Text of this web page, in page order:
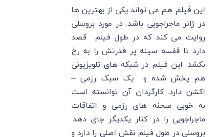
این فیلم هم می‌ تواند یکی از بهترین ها
در ژانر ماجراجویی باشد. در مورد بروسلی
روایت می کند که در طول فیلم قصد
دارد تا قفسه سینه پر قدرتش را به رخ
بکشد. این فیلم در شبکه‌ های تلویزیونی
هم پخش شده و یک سبک رزمی –
اکشن دارد. کارگردان آن توانسته است
به خوبی صحنه های رزمی و اتفاقات
ماجراجویی را در کنار یکدیگر جای دهد.
بروسلی در طول فیلم نقش اصلی را دارد و